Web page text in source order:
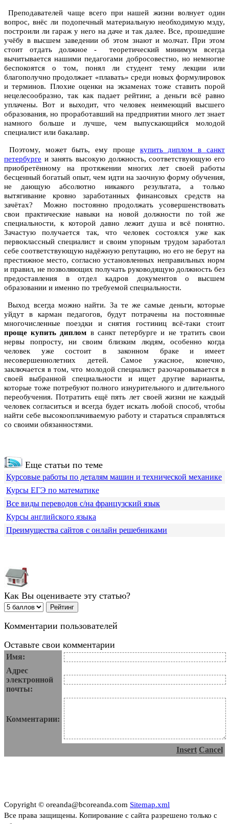
Преподавателей чаще всего при нашей жизни волнует один
вопрос, внёс ли подопечный материальную необходимую мзду,
построили ли гараж у него на даче и так далее. Все, прошедшие
учёбу в высшем заведении об этом знают и молчат. При этом
стоит отдать должное - теоретический минимум всегда
вычитывается нашими педагогами добросовестно, но немногие
беспокоятся о том, понял ли студент тему лекции или
благополучно продолжает «плавать» среди новых формулировок
и терминов. Плохие оценки на экзаменах тоже ставить порой
нецелесообразно, так как падает рейтинг, а деньги всё равно
уплачены. Вот и выходит, что человек неимеющий высшего
образования, но проработавший на предприятии много лет знает
намного больше и лучше, чем выпускающийся молодой
специалист или бакалавр.
Поэтому, может быть, ему проще купить диплом в санкт
петербурге и занять высокую должность, соответствующую его
приобретённому на протяжении многих лет своей работы
бесценный богатый опыт, чем идти на заочную форму обучения,
не дающую абсолютно никакого результата, а только
вытягивание кровно заработанных финансовых средств на
зачётах? Можно постоянно продолжать усовершенствовать
свои практические навыки на новой должности по той же
специальности, к которой давно лежит душа и всё понятно.
Зачастую получается так, что человек состоялся уже как
первоклассный специалист и своим упорным трудом заработал
себе соответствующую надёжную репутацию, но его не берут на
престижное место, согласно установленных неправильных норм
и правил, не позволяющих получать руководящую должность без
предоставления в отдел кадров документов о высшем
образовании и именно по требуемой специальности.
Выход всегда можно найти. За те же самые деньги, которые
уйдут в карман педагогов, будут потрачены на постоянные
многочисленные поездки и снятия гостиниц всё-таки стоит
проще купить диплом в санкт петербурге и не тратить свои
нервы попросту, ни своим близким людям, особенно когда
человек уже состоит в законном браке и имеет
несовершеннолетних детей. Самое ужасное, конечно,
заключается в том, что молодой специалист разочаровывается в
своей выбранной специальности и ищет другие варианты,
которые тоже потребуют полного изнурительного и длительного
переобучения. Потратить ещё пять лет своей жизни не каждый
человек согласиться и всегда будет искать любой способ, чтобы
найти себе высокооплачиваемую работу и стараться справляться
со своими обязанностями.
Еще статьи по теме
Курсовые работы по деталям машин и технической механике
Курсы ЕГЭ по математике
Все виды переводов с/на французский язык
Курсы английского языка
Преимущества сайтов с онлайн решебниками
Как Вы оцениваете эту статью?
Комментарии пользователей
Оставьте свои комментарии
Имя:
Адрес
электронной
почты:
Комментарии:
Insert Cancel
Copyright © oreanda@bcoreanda.com Sitemap.xml
Все права защищены. Копирование с сайта разрешено только с